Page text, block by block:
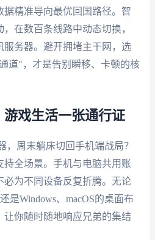
精准导向最优回国路径。智
在数百条线路中动态切换，
服务器。避开拥堵主干网，选
道"，才是告别瞬移、卡顿的核
戏生活一张通行证
，周末躺床切回手机端战局？
持全场景。手机与电脑共用账
必为不同设备反复折腾。无论
是Windows、macOS的桌面布
让你随时随地响应兄弟的集结